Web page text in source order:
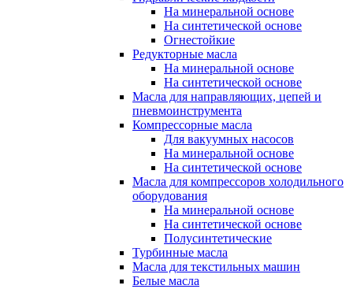
На минеральной основе
На синтетической основе
Огнестойкие
Редукторные масла
На минеральной основе
На синтетической основе
Масла для направляющих, цепей и
пневмоинструмента
Компрессорные масла
Для вакуумных насосов
На минеральной основе
На синтетической основе
Масла для компрессоров холодильного
оборудования
На минеральной основе
На синтетической основе
Полусинтетические
Турбинные масла
Масла для текстильных машин
Белые масла